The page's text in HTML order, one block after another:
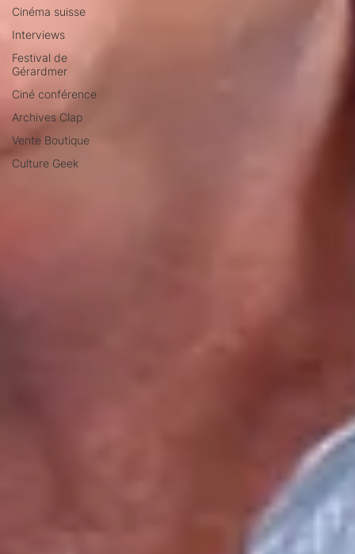
Cinéma suisse
Interviews
Festival de
Gérardmer
Ciné conférence
Archives Clap
Vente Boutique
Culture Geek